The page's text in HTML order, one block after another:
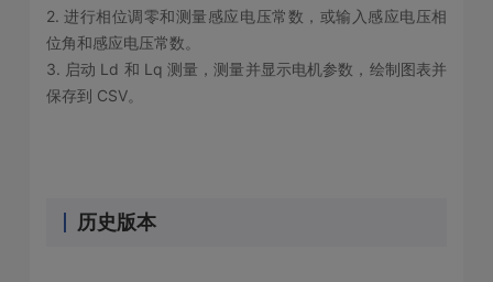
2. 进行相位调零和测量感应电压常数，或输入感应电压相
位角和感应电压常数。
3. 启动 Ld 和 Lq 测量，测量并显示电机参数，绘制图表并
保存到 CSV。
历史版本